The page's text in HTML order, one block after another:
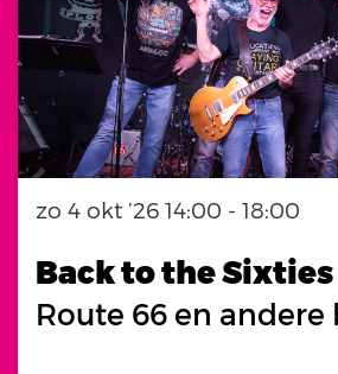
Back to the Sixties
Route 66 en andere
zo 4 okt ’26 14:00 - 18:00